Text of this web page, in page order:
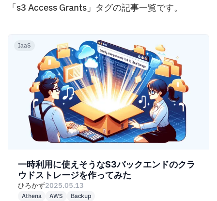
「s3 Access Grants」タグの記事一覧です。
IaaS
一時利用に使えそうなS3バックエンドのクラ
ウドストレージを作ってみた
ひろかず2025.05.13
Athena AWS Backup